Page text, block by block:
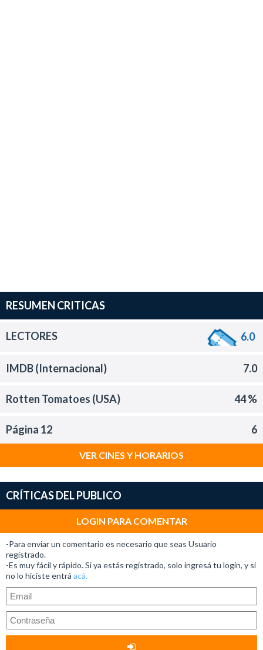
RESUMEN CRITICAS
LECTORES 6.0
IMDB (Internacional) 7.0
Rotten Tomatoes (USA) 44 %
Página 12 6
VER CINES Y HORARIOS
CRÍTICAS DEL PUBLICO
LOGIN PARA COMENTAR
-Para enviar un comentario es necesario que seas Usuario
registrado.
-Es muy fácil y rápido. Si ya estás registrado, solo ingresá tu login, y si
no lo hiciste entrá acá.